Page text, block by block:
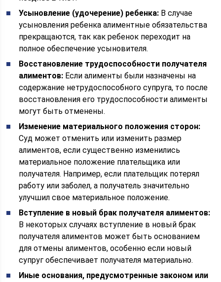
Усыновление (удочерение) ребенка: В случае
усыновления ребенка алиментные обязательства
прекращаются, так как ребенок переходит на
полное обеспечение усыновителя.
Восстановление трудоспособности получателя
алиментов: Если алименты были назначены на
содержание нетрудоспособного супруга, то после
восстановления его трудоспособности алименты
могут быть отменены.
Изменение материального положения сторон:
Суд может отменить или изменить размер
алиментов, если существенно изменились
материальное положение плательщика или
получателя. Например, если плательщик потерял
работу или заболел, а получатель значительно
улучшил свое материальное положение.
Вступление в новый брак получателя алиментов:
В некоторых случаях вступление в новый брак
получателя алиментов может быть основанием
для отмены алиментов, особенно если новый
супруг обеспечивает получателя материально.
Иные основания, предусмотренные законом или